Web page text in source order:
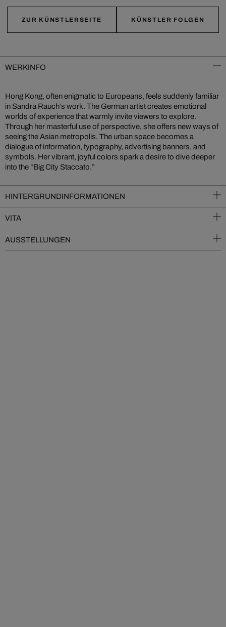
ZUR KÜNSTLERSEITE KÜNSTLER FOLGEN
WERKINFO
Hong Kong, often enigmatic to Europeans, feels suddenly familiar
in Sandra Rauch’s work. The German artist creates emotional
worlds of experience that warmly invite viewers to explore.
Through her masterful use of perspective, she offers new ways of
seeing the Asian metropolis. The urban space becomes a
dialogue of information, typography, advertising banners, and
symbols. Her vibrant, joyful colors spark a desire to dive deeper
into the “Big City Staccato.”
HINTERGRUNDINFORMATIONEN
VITA
AUSSTELLUNGEN